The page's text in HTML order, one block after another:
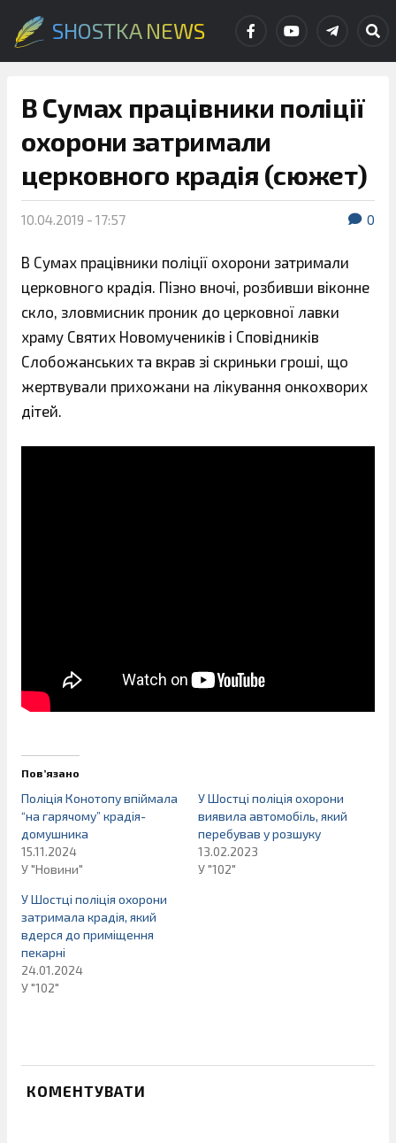
SHOSTKA NEWS
В Сумах працівники поліції
охорони затримали
церковного крадія (сюжет)
10.04.2019 - 17:57 0
В Сумах працівники поліції охорони затримали
церковного крадія. Пізно вночі, розбивши віконне
скло, зловмисник проник до церковної лавки
храму Святих Новомучеників і Сповідників
Слобожанських та вкрав зі скриньки гроші, що
жертвували прихожани на лікування онкохворих
дітей.
Пов’язано
Поліція Конотопу впіймала
“на гарячому” крадія-
домушника
15.11.2024
У "Новини"
У Шостці поліція охорони
виявила автомобіль, який
перебував у розшуку
13.02.2023
У "102"
У Шостці поліція охорони
затримала крадія, який
вдерся до приміщення
пекарні
24.01.2024
У "102"
КОМЕНТУВАТИ